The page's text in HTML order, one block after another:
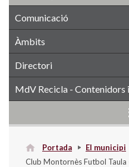
Comunicació
Àmbits
Directori
MdV Recicla - Contenidors
Portada El municipi
Club Montornès Futbol Taula